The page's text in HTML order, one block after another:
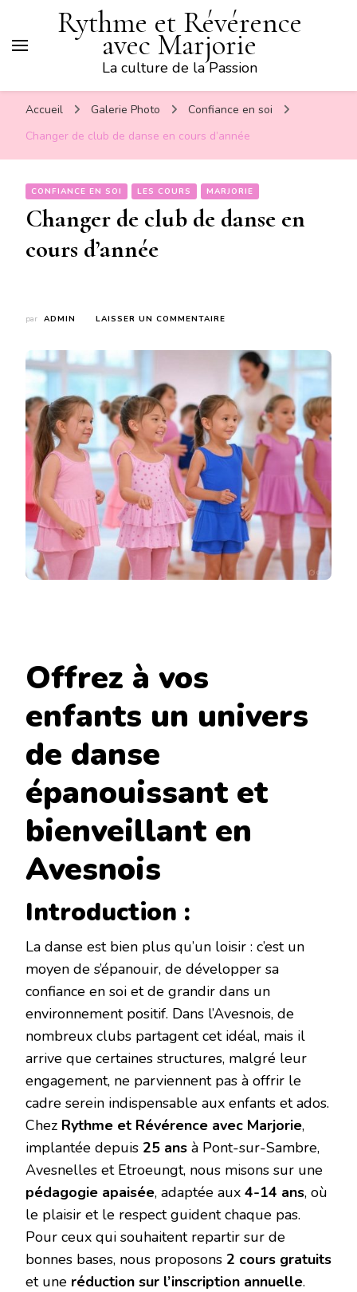
Rythme et Révérence
avec Marjorie
La culture de la Passion
Accueil Galerie Photo
Confiance en soi
Changer de club de danse en cours d’année
CONFIANCE EN SOI LES COURS MARJORIE
Changer de club de danse en
cours d’année
par ADMIN LAISSER UN COMMENTAIRE
CLUB
DANSE
EN
COURS
D’ANNÉE
Offrez à vos
enfants un univers
de danse
épanouissant et
bienveillant en
Avesnois
Introduction :
La danse est bien plus qu’un loisir : c’est un
moyen de s’épanouir, de développer sa
confiance en soi et de grandir dans un
environnement positif. Dans l’Avesnois, de
nombreux clubs partagent cet idéal, mais il
arrive que certaines structures, malgré leur
engagement, ne parviennent pas à offrir le
cadre serein indispensable aux enfants et ados.
Chez ‌ Rythme et Révérence avec Marjorie‌,
implantée depuis ‌ 25 ans ‌ à Pont-sur-Sambre,
Avesnelles et Etroeungt, nous misons sur une
pédagogie apaisée‌, adaptée aux ‌ 4-14 ans‌, où
le plaisir et le respect guident chaque pas.
Pour ceux qui souhaitent repartir sur de
bonnes bases, nous proposons ‌ 2 cours gratuits
et une ‌ réduction sur l’inscription annuelle‌.